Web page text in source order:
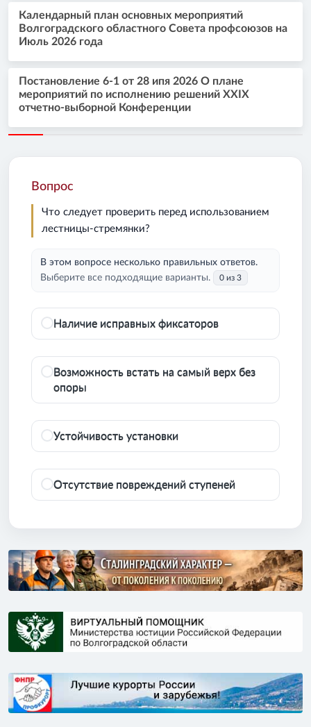
Календарный план основных мероприятий
Волгоградского областного Совета профсоюзов на
Июль 2026 года
Постановление 6-1 от 28 ипя 2026 О плане
мероприятий по исполнению решений XXIX
отчетно-выборной Конференции
Вопрос
Что следует проверить перед использованием
лестницы-стремянки?
В этом вопросе несколько правильных ответов.
Выберите все подходящие варианты.
0 из 3
Наличие исправных фиксаторов
Возможность встать на самый верх без
опоры
Устойчивость установки
Отсутствие повреждений ступеней